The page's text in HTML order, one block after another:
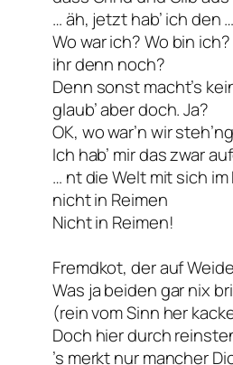
… äh, jetzt hab’ ich den
Wo war ich? Wo bin
ihr denn noch?
Denn sonst macht’s
glaub’ aber doch. Ja?
OK, wo war’n wir
Ich hab’ mir das zwar
… nt die Welt mit sich
nicht in Reimen
Nicht in Reimen!
Fremdkot, der auf
Was ja beiden gar nix
(rein vom Sinn her
Doch hier durch
’s merkt nur mancher